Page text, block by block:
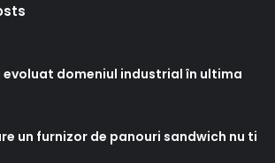
evoluat domeniul industrial în ultima
un furnizor de panouri sandwich nu ti